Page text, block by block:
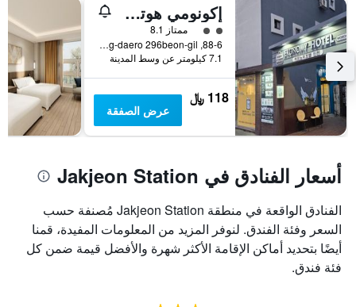
إكونومي هوتل إنشيون
تقييم فئة 2
ممتاز 8.1
88-6, Bupyeong-daero 296beon-gil, إنشيون, كوريا الجنوبية
7.1 كيلومتر عن وسط المدينة
118 ﷼
عرض الصفقة
أسعار الفنادق في Jakjeon Station
الفنادق الواقعة في منطقة Jakjeon Station مُصنفة حسب
السعر وفئة الفندق. لنوفر المزيد من المعلومات المفيدة، قمنا
أيضًا بتحديد أماكن الإقامة الأكثر شهرة والأفضل قيمة ضمن كل
فئة فندق.